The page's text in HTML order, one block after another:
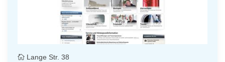
Lange Str. 38